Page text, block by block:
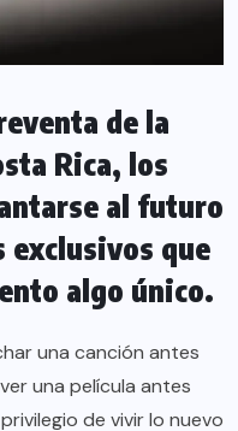
de la
Rica, los
al futuro
que
algo único.
una canción antes
una película antes
de vivir lo nuevo